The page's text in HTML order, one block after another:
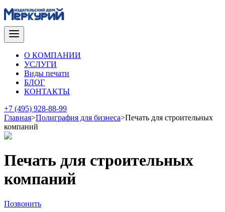
О КОМПАНИИ
УСЛУГИ
Виды печати
БЛОГ
КОНТАКТЫ
+7 (495) 928-88-99
Главная>Полиграфия для бизнеса>Печать для строительных
компаний
Печать для строительных
компаний
Позвонить